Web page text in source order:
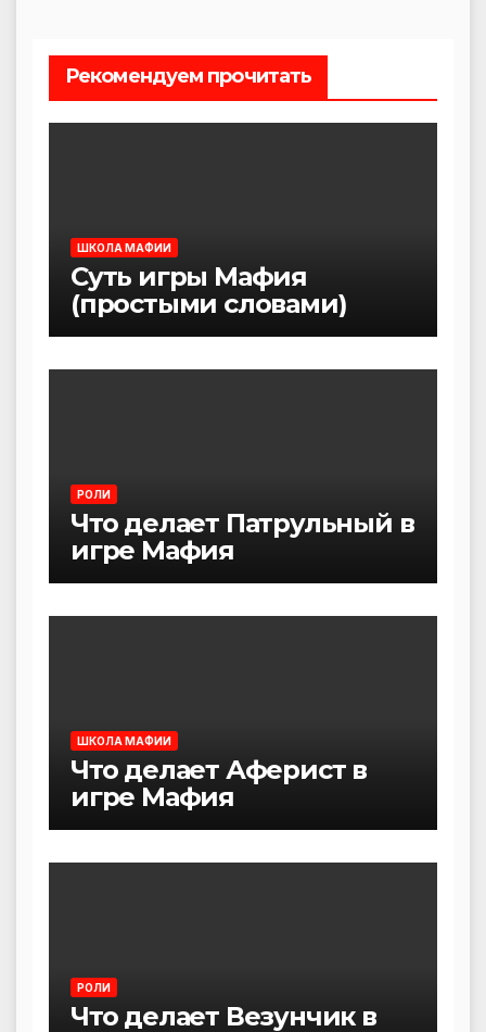
Рекомендуем прочитать
ШКОЛА МАФИИ
Суть игры Мафия
(простыми словами)
РОЛИ
Что делает Патрульный в
игре Мафия
ШКОЛА МАФИИ
Что делает Аферист в
игре Мафия
РОЛИ
Что делает Везунчик в